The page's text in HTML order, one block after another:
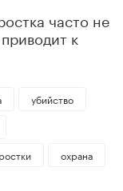
часто не
к
убийство
охрана